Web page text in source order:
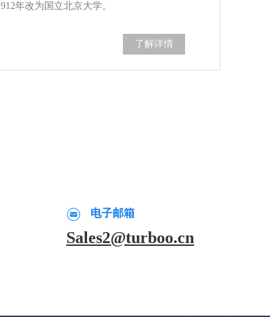
年改为国立北京大学。
了解详情
电子邮箱
Sales2@turboo.cn